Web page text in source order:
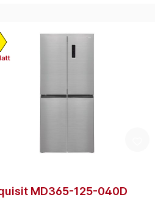
MD365-125-040D